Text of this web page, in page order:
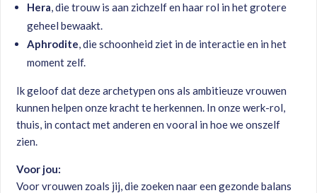
Hera, die trouw is aan zichzelf en haar rol in het grotere
geheel bewaakt.
Aphrodite, die schoonheid ziet in de interactie en in het
moment zelf.
Ik geloof dat deze archetypen ons als ambitieuze vrouwen
kunnen helpen onze kracht te herkennen. In onze werk-rol,
thuis, in contact met anderen en vooral in hoe we onszelf
zien.
Voor jou:
Voor vrouwen zoals jij, die zoeken naar een gezonde balans